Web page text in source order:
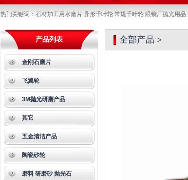
热门关键词：石材加工用水磨片 异形千叶轮 常规千叶轮 眼镜厂抛光用
产品列表
金刚石磨片
飞翼轮
3M抛光研磨产品
其它
五金清洁产品
陶瓷砂轮
磨料 研磨砂 抛光石
全部产品 >